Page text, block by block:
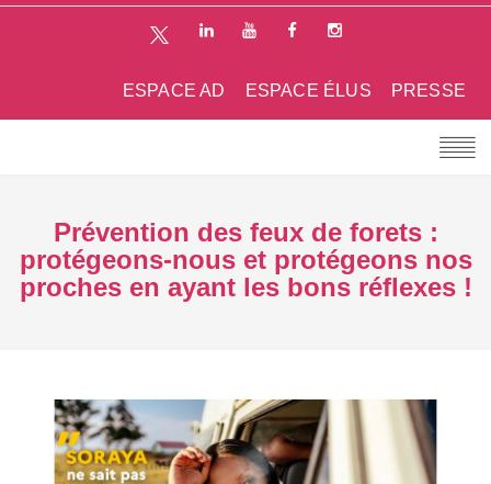
PRESSE
ESPACE ÉLUS
ESPACE AD
Prévention des feux de forets :
protégeons-nous et protégeons nos
proches en ayant les bons réflexes !